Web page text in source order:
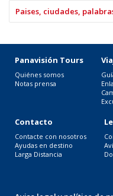
Panavisión Tours
Quiénes somos
Notas prensa
Contacto
Contacte con nosotros
Ayudas en destino
Larga Distancia